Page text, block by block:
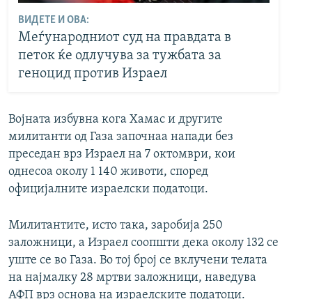
ВИДЕТЕ И ОВА:
Меѓународниот суд на правдата в
петок ќе одлучува за тужбата за
геноцид против Израел
Војната избувна кога Хамас и другите
милитанти од Газа започнаа напади без
преседан врз Израел на 7 октомври, кои
однесоа околу 1 140 животи, според
официјалните израелски податоци.
Милитантите, исто така, заробија 250
заложници, а Израел соопшти дека околу 132 се
уште се во Газа. Во тој број се вклучени телата
на најмалку 28 мртви заложници, наведува
АФП врз основа на израелските податоци.